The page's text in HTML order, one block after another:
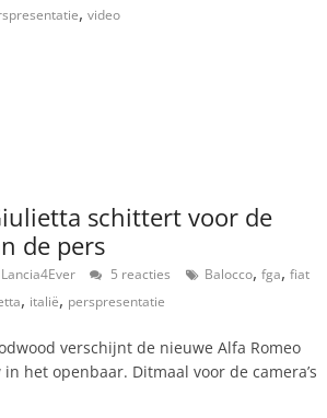
, video
schittert voor de
de pers
Lancia4Ever 5 reacties Balocco, fga, fiat
, italië, perspresentatie
verschijnt de nieuwe Alfa Romeo
het openbaar. Ditmaal voor de camera’s